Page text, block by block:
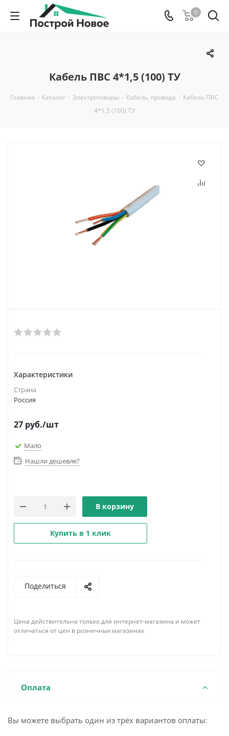
0
Кабель ПВС 4*1,5 (100) ТУ
Главная - Каталог - Электротовары - Кабель, провода - Кабель ПВС
4*1,5 (100) ТУ
Характеристики
Страна
Россия
27 руб./шт
Мало
Нашли дешевле?
В корзину
Купить в 1 клик
Поделиться
Цена действительна только для интернет-магазина и может
отличаться от цен в розничных магазинах
Оплата
Вы можете выбрать один из трёх вариантов оплаты: